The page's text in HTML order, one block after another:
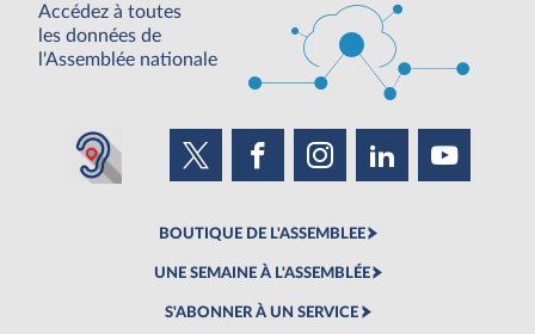
Accédez à toutes
les données de
l'Assemblée nationale
BOUTIQUE DE L'ASSEMBLEE
UNE SEMAINE À L'ASSEMBLÉE
S'ABONNER À UN SERVICE